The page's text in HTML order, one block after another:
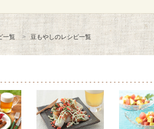
一覧 豆もやしのレシピ一覧